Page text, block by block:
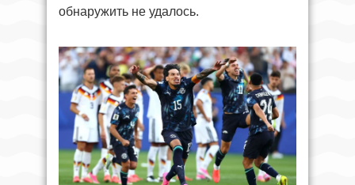
обнаружить не удалось.